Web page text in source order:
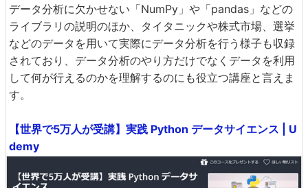
データ分析に欠かせない「NumPy」や「pandas」などの
ライブラリの説明のほか、タイタニックや株式市場、選挙
などのデータを用いて実際にデータ分析を行う様子も収録
されており、データ分析のやり方だけでなくデータを利用
して何が行えるのかを理解するのにも役立つ講座と言えま
す。
【世界で5万人が受講】実践 Python データサイエンス | U
demy